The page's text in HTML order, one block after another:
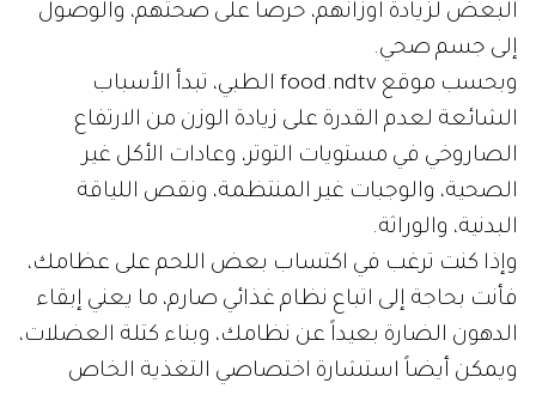
البعض لزيادة أوزانهم، حرصاً على صحتهم، والوصول
إلى جسم صحي.
وبحسب موقع food.ndtv الطبي، تبدأ الأسباب
الشائعة لعدم القدرة على زيادة الوزن من الارتفاع
الصاروخي في مستويات التوتر، وعادات الأكل غير
الصحية، والوجبات غير المنتظمة، ونقص اللياقة
البدنية، والوراثة.
وإذا كنت ترغب في اكتساب بعض اللحم على عظامك،
فأنت بحاجة إلى اتباع نظام غذائي صارم، ما يعني إبقاء
الدهون الضارة بعيداً عن نظامك، وبناء كتلة العضلات،
ويمكن أيضاً استشارة اختصاصي التغذية الخاص